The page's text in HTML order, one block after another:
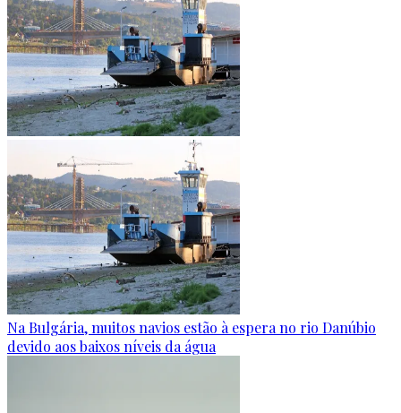
Na Bulgária, muitos navios estão à espera no rio Danúbio
devido aos baixos níveis da água